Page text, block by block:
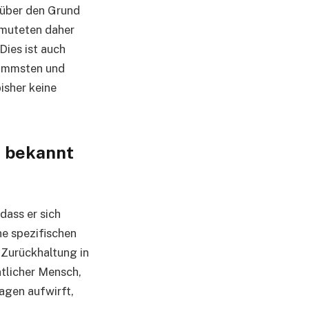
den Grund
daher
ist auch
und
keine
er sich
spezifischen
in
Mensch,
aufwirft,